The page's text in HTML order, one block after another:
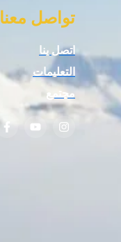
تواصل معنا
اتصل بنا
التعليمات
مجتمع